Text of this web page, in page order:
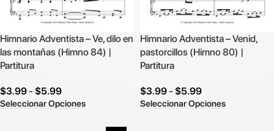
Himnario Adventista – Ve, dilo en
las montañas (Himno 84) |
Partitura
$3.99- $5.99
Seleccionar Opciones
Himnario Adventista – Venid,
pastorcillos (Himno 80) |
Partitura
$3.99- $5.99
Seleccionar Opciones